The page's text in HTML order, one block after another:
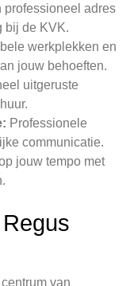
professioneel adres
bij de KVK.
werkplekken en
jouw behoeften.
uitgeruste
Professionele
communicatie.
jouw tempo met
van